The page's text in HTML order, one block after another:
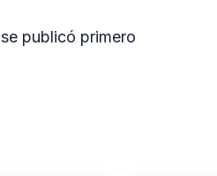
se publicó primero